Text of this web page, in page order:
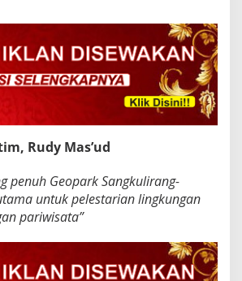
Rudy Mas’ud
penuh Geopark Sangkulirang-
untuk pelestarian lingkungan
pariwisata”